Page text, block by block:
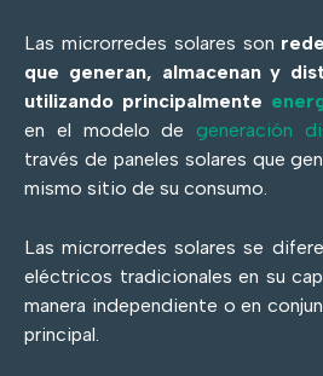
Las microrredes solares son
que generan, almacenan y
utilizando principalmente
en el modelo de generación
través de paneles solares que
mismo sitio de su consumo.
Las microrredes solares se
eléctricos tradicionales en su
manera independiente o en
principal.